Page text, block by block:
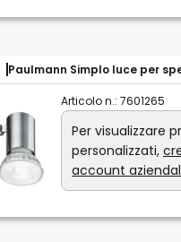
Paulmann Simplo luce per
Articolo n.: 7601265
Per visualizzare
personalizzati,
account